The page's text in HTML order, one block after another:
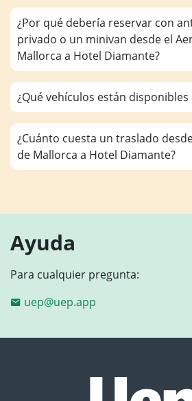
¿Por qué debería reservar con
privado o un minivan desde el
Mallorca a Hotel Diamante?
¿Qué vehículos están
¿Cuánto cuesta un traslado
de Mallorca a Hotel Diamante?
Ayuda
Para cualquier pregunta:
uep@uep.app